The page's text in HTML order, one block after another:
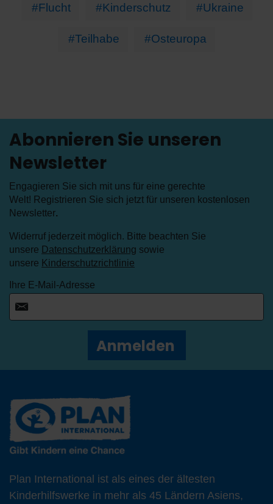
#Flucht #Kinderschutz #Ukraine
#Teilhabe #Osteuropa
Abonnieren Sie unseren
Newsletter
Engagieren Sie sich mit uns für eine gerechte
Welt! Registrieren Sie sich jetzt für unseren kostenlosen
Newsletter.
Widerruf jederzeit möglich. Bitte beachten Sie
unsere Datenschutzerklärung sowie
unsere Kinderschutzrichtlinie
Ihre E-Mail-Adresse
Anmelden
Plan International ist als eines der ältesten
Kinderhilfswerke in mehr als 45 Ländern Asiens,